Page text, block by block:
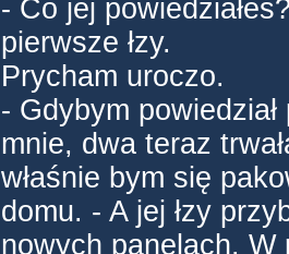
- Co jej
pierwsze łzy.
Prycham uroczo.
- Gdybym
mnie, dwa teraz
właśnie bym się
domu. - A jej łzy
nowych panelach.